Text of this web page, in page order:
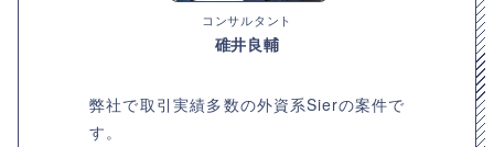
コンサルタント
碓井良輔
弊社で取引実績多数の外資系Sierの案件で
す。